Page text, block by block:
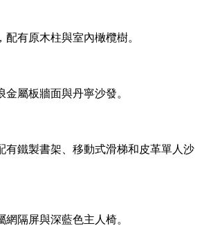
配有原木柱與室內橄欖樹。
屬板牆面與丹寧沙發。
有鐵製書架、移動式滑梯和皮革單人沙
隔屏與深藍色主人椅。